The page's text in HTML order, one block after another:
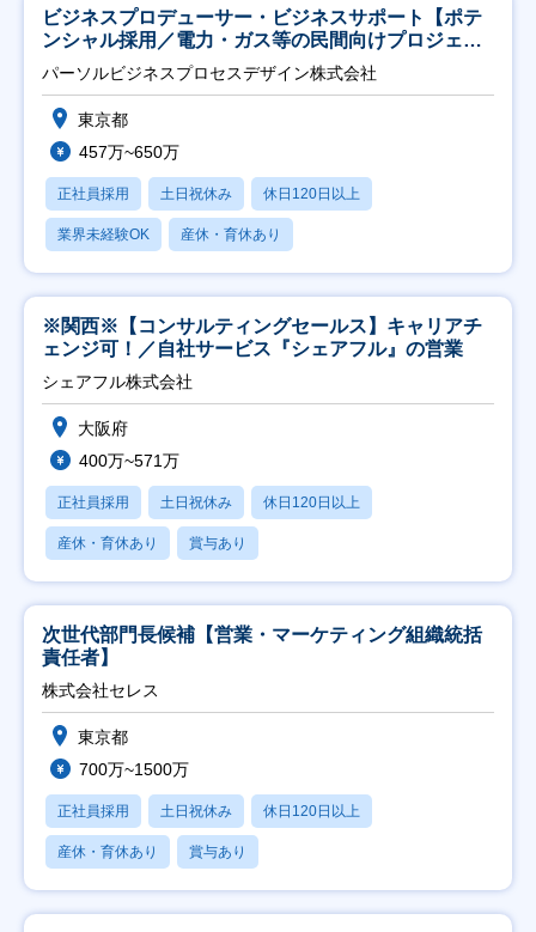
ビジネスプロデューサー・ビジネスサポート【ポテ
ンシャル採用／電力・ガス等の民間向けプロジェク
ト推進】
パーソルビジネスプロセスデザイン株式会社
東京都
457万~650万
正社員採用 土日祝休み 休日120日以上
業界未経験OK 産休・育休あり
※関西※【コンサルティングセールス】キャリアチ
ェンジ可！／自社サービス『シェアフル』の営業
シェアフル株式会社
大阪府
400万~571万
正社員採用 土日祝休み 休日120日以上
産休・育休あり 賞与あり
次世代部門長候補【営業・マーケティング組織統括
責任者】
株式会社セレス
東京都
700万~1500万
正社員採用 土日祝休み 休日120日以上
産休・育休あり 賞与あり